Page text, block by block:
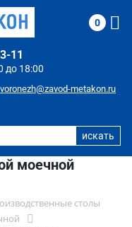
до 18:00
11
voronezh@zavod-metakon.ru
0
моечной
столы